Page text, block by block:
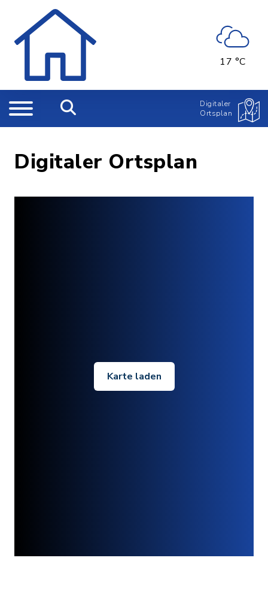
17 °C
Digitaler
Ortsplan
Digitaler Ortsplan
Karte laden